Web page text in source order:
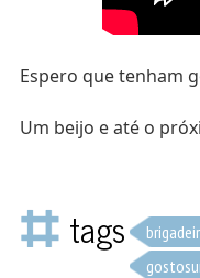
Espero que tenham
Um beijo e até o
tags